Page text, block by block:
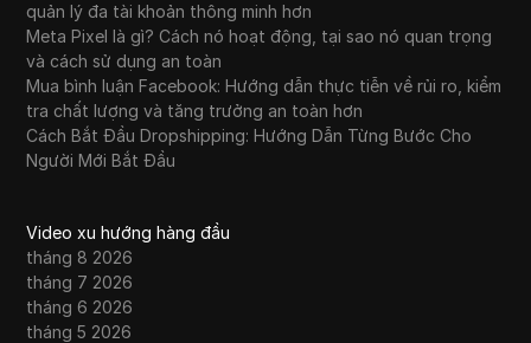
quản lý đa tài khoản thông minh hơn
Meta Pixel là gì? Cách nó hoạt động, tại sao nó quan trọng
và cách sử dụng an toàn
Mua bình luận Facebook: Hướng dẫn thực tiễn về rủi ro, kiểm
tra chất lượng và tăng trưởng an toàn hơn
Cách Bắt Đầu Dropshipping: Hướng Dẫn Từng Bước Cho
Người Mới Bắt Đầu
Video xu hướng hàng đầu
tháng 8 2026
tháng 7 2026
tháng 6 2026
tháng 5 2026